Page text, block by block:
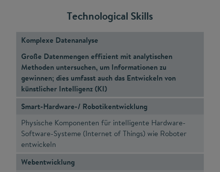
Technological Skills
Komplexe Datenanalyse
Große Datenmengen effizient mit analytischen
Methoden untersuchen, um Informationen zu
gewinnen; dies umfasst auch das Entwickeln von
künstlicher Intelligenz (KI)
Smart-Hardware-/ Robotikentwicklung
Physische Komponenten für intelligente Hardware-
Software-Systeme (Internet of Things) wie Roboter
entwickeln
Webentwicklung